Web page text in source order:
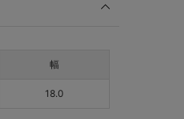
幅
18.0